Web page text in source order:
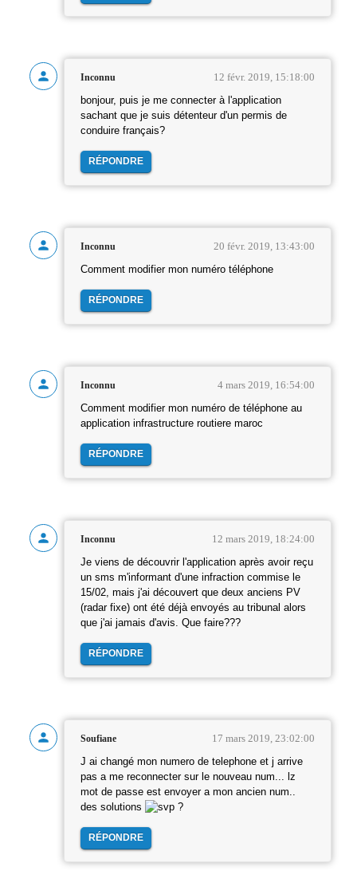
Inconnu 12 févr. 2019, 15:18:00
bonjour, puis je me connecter à l'application
sachant que je suis détenteur d'un permis de
conduire français?
RÉPONDRE
Inconnu 20 févr. 2019, 13:43:00
Comment modifier mon numéro téléphone
RÉPONDRE
Inconnu 4 mars 2019, 16:54:00
Comment modifier mon numéro de téléphone au
application infrastructure routiere maroc
RÉPONDRE
Inconnu 12 mars 2019, 18:24:00
Je viens de découvrir l'application après avoir reçu
un sms m'informant d'une infraction commise le
15/02, mais j'ai découvert que deux anciens PV
(radar fixe) ont été déjà envoyés au tribunal alors
que j'ai jamais d'avis. Que faire???
RÉPONDRE
Soufiane 17 mars 2019, 23:02:00
J ai changé mon numero de telephone et j arrive
pas a me reconnecter sur le nouveau num... lz
mot de passe est envoyer a mon ancien num..
des solutions
?
RÉPONDRE